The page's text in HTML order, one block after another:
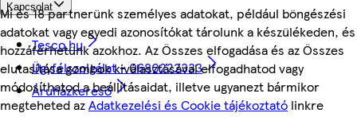
Mi és 18 partnerünk személyes adatokat, például böngészési
adatokat vagy egyedi azonosítókat tárolunk a készülékeden, és
hozzáférhetünk azokhoz. Az Összes elfogadása és az Összes
elutasítása gombok kiválasztásával elfogadhatod vagy
módosíthatod a beállításaidat, illetve ugyanezt bármikor
megteheted azAdatkezelési és Cookie tájékoztató linkre
Kapcsolat
Tesco.hu
Ügyfélszolgálat - 0680222333
Áruházkereső